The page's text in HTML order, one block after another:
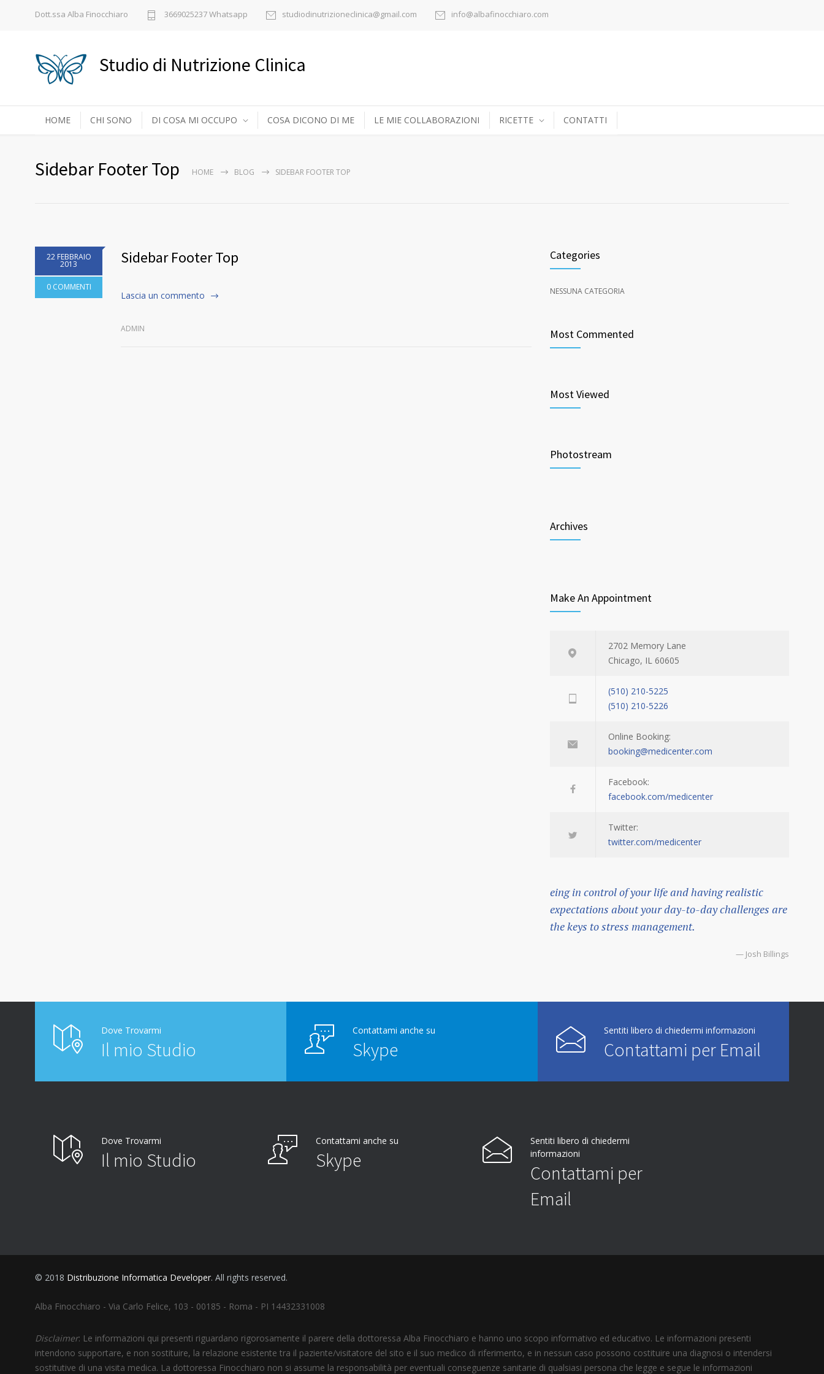
Dott.ssa Alba Finocchiaro 3669025237 Whatsapp studiodinutrizioneclinica@gmail.com info@albafinocchiaro.com
Studio di Nutrizione Clinica
HOME CHI SONO DI COSA MI OCCUPO COSA DICONO DI ME LE MIE COLLABORAZIONI RICETTE CONTATTI
Sidebar Footer Top HOME BLOG SIDEBAR FOOTER TOP
22 FEBBRAIO
2013
0 COMMENTI
Sidebar Footer Top
Lascia un commento
ADMIN
Categories
NESSUNA CATEGORIA
Most Commented
Most Viewed
Photostream
Archives
Make An Appointment
2702 Memory Lane
Chicago, IL 60605
(510) 210-5225
(510) 210-5226
Online Booking:
booking@medicenter.com
Facebook:
facebook.com/medicenter
Twitter:
twitter.com/medicenter
eing in control of your life and having realistic
expectations about your day-to-day challenges are
the keys to stress management.
— Josh Billings
Dove Trovarmi
Il mio Studio
Contattami anche su
Skype
Sentiti libero di chiedermi informazioni
Contattami per Email
Dove Trovarmi
Il mio Studio
Contattami anche su
Skype
Sentiti libero di chiedermi
informazioni
Contattami per
Email
© 2018 Distribuzione Informatica Developer. All rights reserved.
Alba Finocchiaro - Via Carlo Felice, 103 - 00185 - Roma - PI 14432331008
Disclaimer: Le informazioni qui presenti riguardano rigorosamente il parere della dottoressa Alba Finocchiaro e hanno uno scopo informativo ed educativo. Le informazioni presenti
intendono supportare, e non sostituire, la relazione esistente tra il paziente/visitatore del sito e il suo medico di riferimento, e in nessun caso possono costituire una diagnosi o intendersi
sostitutive di una visita medica. La dottoressa Finocchiaro non si assume la responsabilità per eventuali conseguenze sanitarie di qualsiasi persona che legge e segue le informazioni